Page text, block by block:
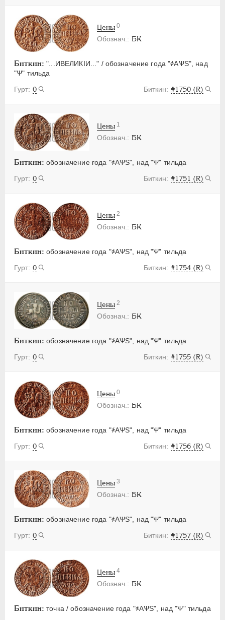
БК
Биткин: "...ИВЕЛИКIИ..." / обозначение года "҂АѰS", над
"Ѱ" тильда
0
#1750 (R)
Цены 0
БК
Биткин: обозначение года "҂АѰS", над "Ѱ" тильда
0
#1751 (R)
Цены 1
БК
Биткин: обозначение года "҂АѰS", над "Ѱ" тильда
0
#1754 (R)
Цены 2
БК
Биткин: обозначение года "҂АѰS", над "Ѱ" тильда
0
#1755 (R)
Цены 2
БК
Биткин: обозначение года "҂АѰS", над "Ѱ" тильда
0
#1756 (R)
Цены 0
БК
Биткин: обозначение года "҂АѰS", над "Ѱ" тильда
0
#1757 (R)
Цены 3
БК
Биткин: точка / обозначение года "҂АѰS", над "Ѱ" тильда
Цены 4